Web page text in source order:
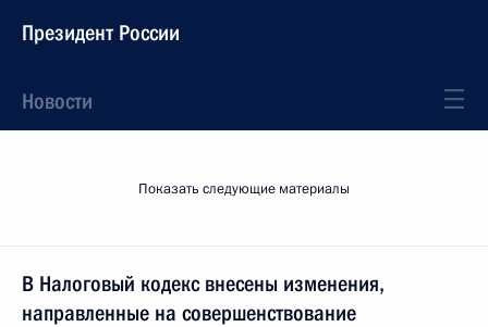
Президент России
Новости
Показать следующие материалы
В Налоговый кодекс внесены изменения,
направленные на совершенствование